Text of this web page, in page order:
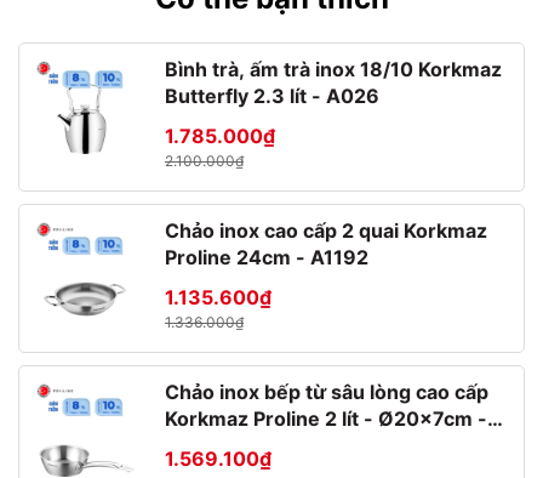
Được thành lập từ năm 1825,Bormioli Rocco
tại Fidenza (Ý) và nhiều nhà máy, cơ sở ở các nước như Tây
Ban Nha, Pháp, Mỹ,…Quy mô hoạt động gồm 9 nhà máy sản
xuất, văn phòng chính đặt tại 3 châu lục và xuất khẩu sang hơn
100 quốc gia trên thế giới.
Bormioli Rocco có thế mạnh về phong cách thiết kế thời trang
Bình trà, ấm trà inox 18/10 Korkmaz
Butterfly 2.3 lít - A026
1.785.000₫
2.100.000₫
Chảo inox cao cấp 2 quai Korkmaz
Proline 24cm - A1192
1.135.600₫
1.336.000₫
Chảo inox bếp từ sâu lòng cao cấp
Korkmaz Proline 2 lít - Ø20x7cm -
A1175
1.569.100₫